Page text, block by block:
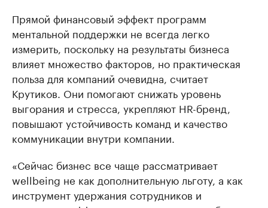
Прямой финансовый эффект программ
ментальной поддержки не всегда легко
измерить, поскольку на результаты бизнеса
влияет множество факторов, но практическая
польза для компаний очевидна, считает
Крутиков. Они помогают снижать уровень
выгорания и стресса, укрепляют HR-бренд,
повышают устойчивость команд и качество
коммуникации внутри компании.
«Сейчас бизнес все чаще рассматривает
wellbeing не как дополнительную льготу, а как
инструмент удержания сотрудников и